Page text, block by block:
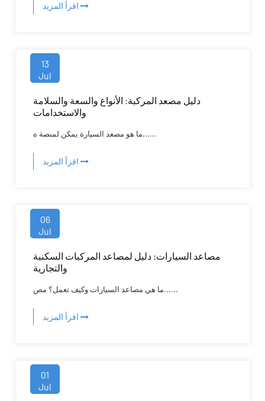
اقرأ المزيد
13
Jul
دليل مصعد المركبة: الأنواع والسعة والسلامة
والاستخدامات
ما هو مصعد السيارة يمكن لمنصة ه......
اقرأ المزيد
06
Jul
مصاعد السيارات: دليل لمصاعد المركبات السكنية
والتجارية
ما هي مصاعد السيارات وكيف تعمل؟ مص......
اقرأ المزيد
01
Jul